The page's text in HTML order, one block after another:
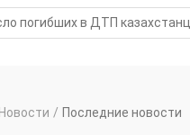
погибших в ДТП
Новости / Последние новости